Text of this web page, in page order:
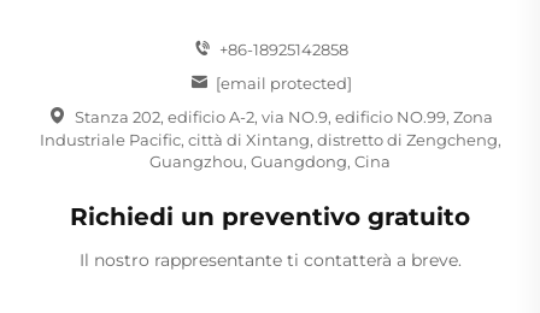
+86-18925142858
[email protected]
Stanza 202, edificio A-2, via NO.9, edificio NO.99, Zona
Industriale Pacific, città di Xintang, distretto di Zengcheng,
Guangzhou, Guangdong, Cina
Richiedi un preventivo gratuito
Il nostro rappresentante ti contatterà a breve.